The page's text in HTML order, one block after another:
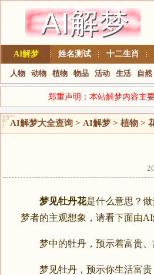
AI解梦 姓名测试 十二生肖
人物 动物 植物 物品 活动 生活 自然
郑重声明：本站解梦内容主
AI解梦大全查询 > AI解梦 > 植物 >
梦见牡丹花是什么意思？
梦者的主观想象，请看下面由
梦中的牡丹，预示着富贵、
梦见牡丹，预示你生活富贵